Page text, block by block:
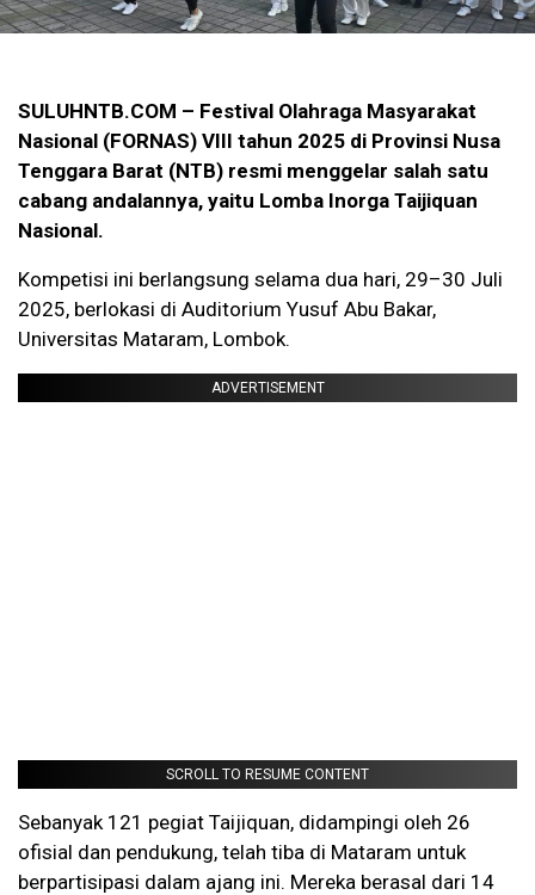
SULUHNTB.COM – Festival Olahraga Masyarakat
Nasional (FORNAS) VIII tahun 2025 di Provinsi Nusa
Tenggara Barat (NTB) resmi menggelar salah satu
cabang andalannya, yaitu Lomba Inorga Taijiquan
Nasional.
Kompetisi ini berlangsung selama dua hari, 29–30 Juli
2025, berlokasi di Auditorium Yusuf Abu Bakar,
Universitas Mataram, Lombok.
ADVERTISEMENT
SCROLL TO RESUME CONTENT
Sebanyak 121 pegiat Taijiquan, didampingi oleh 26
ofisial dan pendukung, telah tiba di Mataram untuk
berpartisipasi dalam ajang ini. Mereka berasal dari 14